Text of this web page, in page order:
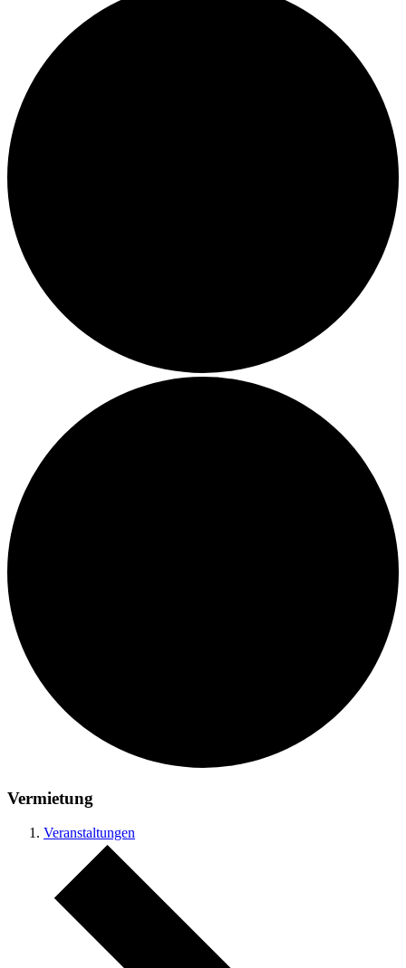
Vermietung
Veranstaltungen